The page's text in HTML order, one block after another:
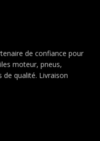
de confiance pour
moteur, pneus,
qualité. Livraison